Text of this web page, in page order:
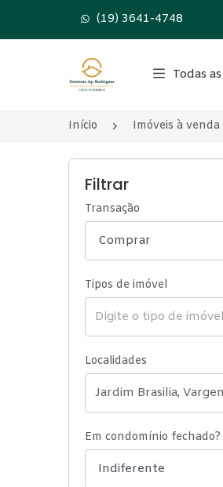
(19) 3641-4748
Página inicial
Todas
Início Imóveis à venda
Filtrar
Transação
Tipos de imóvel
Localidades
Em condomínio fechado?